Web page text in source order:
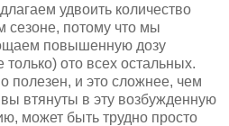
удвоить количество
сезоне, потому что мы
повышенную дозу
только) ото всех остальных.
полезен, и это сложнее, чем
втянуты в эту возбужденную
может быть трудно просто